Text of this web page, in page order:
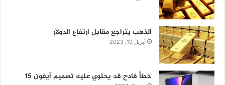
الذهب يتراجع مقابل ارتفاع الدولار
أبريل 19, 2023
خطأ فادح قد يحتوي عليه تصميم آيفون 15